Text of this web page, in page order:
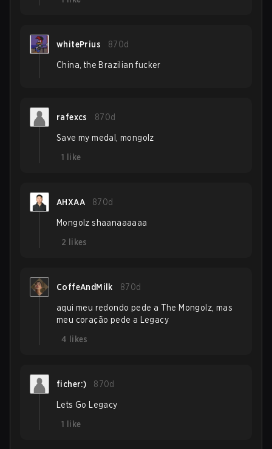
whitePrius 870d
China, the Brazilian fucker
rafexcs 870d
Save my medal, mongolz
1
like
AHXAA 870d
Mongolz shaanaaaaaa
2
likes
CoffeAndMilk 870d
aqui meu redondo pede a The Mongolz, mas
meu coração pede a Legacy
4
likes
ficher:) 870d
Lets Go Legacy
1
like